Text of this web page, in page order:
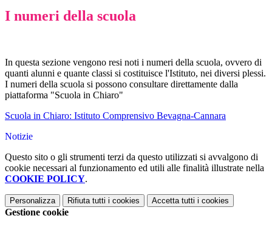
I numeri della scuola
In questa sezione vengono resi noti i numeri della scuola, ovvero di
quanti alunni e quante classi si costituisce l'Istituto, nei diversi plessi.
I numeri della scuola si possono consultare direttamente dalla
piattaforma "Scuola in Chiaro"
Scuola in Chiaro: Istituto Comprensivo Bevagna-Cannara
Notizie
Questo sito o gli strumenti terzi da questo utilizzati si avvalgono di
cookie necessari al funzionamento ed utili alle finalità illustrate nella
COOKIE POLICY.
Personalizza Rifiuta tutti i cookies Accetta tutti i cookies
Gestione cookie